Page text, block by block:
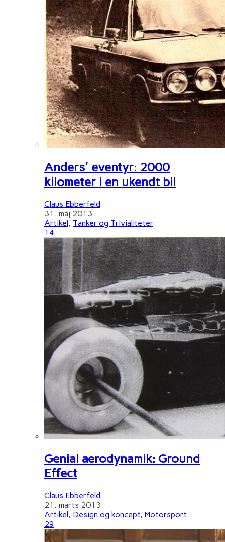
Anders' eventyr: 2000
kilometer i en ukendt bil
Claus Ebberfeld
31. maj 2013
Artikel , Tanker og Trivialiteter
14
Genial aerodynamik: Ground
Effect
Claus Ebberfeld
21. marts 2013
Artikel, Design og koncept, Motorsport
29